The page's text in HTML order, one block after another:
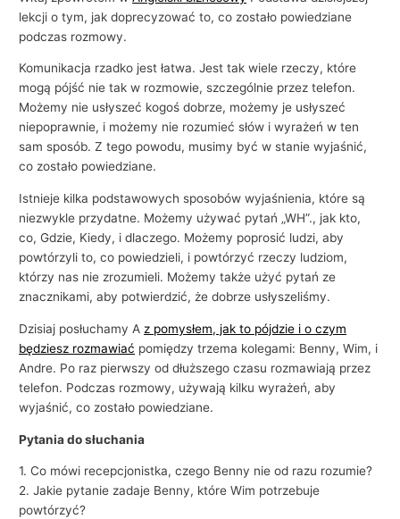
lekcji o tym, jak doprecyzować to, co zostało powiedziane
podczas rozmowy.
Komunikacja rzadko jest łatwa. Jest tak wiele rzeczy, które
mogą pójść nie tak w rozmowie, szczególnie przez telefon.
Możemy nie usłyszeć kogoś dobrze, możemy je usłyszeć
niepoprawnie, i możemy nie rozumieć słów i wyrażeń w ten
sam sposób. Z tego powodu, musimy być w stanie wyjaśnić,
co zostało powiedziane.
Istnieje kilka podstawowych sposobów wyjaśnienia, które są
niezwykle przydatne. Możemy używać pytań „WH”., jak kto,
co, Gdzie, Kiedy, i dlaczego. Możemy poprosić ludzi, aby
powtórzyli to, co powiedzieli, i powtórzyć rzeczy ludziom,
którzy nas nie zrozumieli. Możemy także użyć pytań ze
znacznikami, aby potwierdzić, że dobrze usłyszeliśmy.
Dzisiaj posłuchamy A z pomysłem, jak to pójdzie i o czym
będziesz rozmawiać pomiędzy trzema kolegami: Benny, Wim, i
Andre. Po raz pierwszy od dłuższego czasu rozmawiają przez
telefon. Podczas rozmowy, używają kilku wyrażeń, aby
wyjaśnić, co zostało powiedziane.
Pytania do słuchania
1. Co mówi recepcjonistka, czego Benny nie od razu rozumie?
2. Jakie pytanie zadaje Benny, które Wim potrzebuje
powtórzyć?